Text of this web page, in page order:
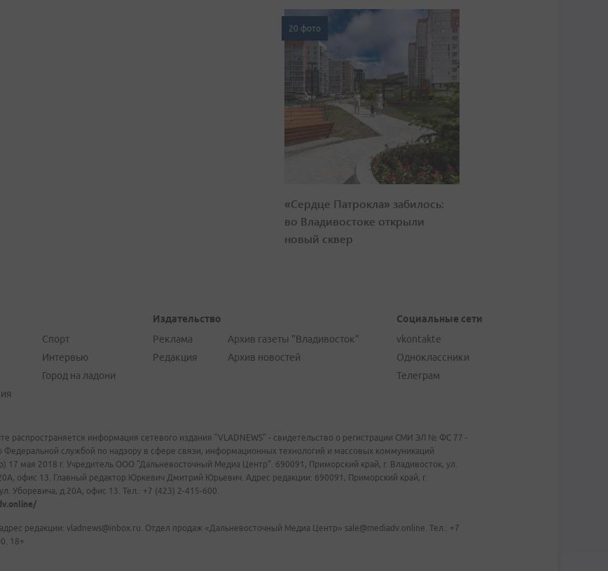
20 фото
«Сердце Патрокла» забилось:
во Владивостоке открыли
новый сквер
Спорт
Интервью
Город на ладони
Издательство
Реклама
Редакция
Архив газеты "Владивосток"
Архив новостей
Социальные сети
vkontakte
Одноклассники
Телеграм
распространяется информация сетевого издания "VLADNEWS" - свидетельство о регистрации СМИ ЭЛ № ФС 77 -
Федеральной службой по надзору в сфере связи, информационных технологий и массовых коммуникаций
17 мая 2018 г. Учредитель ООО "Дальневосточный Медиа Центр". 690091, Приморский край, г. Владивосток, ул.
офис 13. Главный редактор Юркевич Дмитрий Юрьевич. Адрес редакции: 690091, Приморский край, г.
Уборевича, д.20А, офис 13. Тел.: +7 (423) 2-415-600.
редакции: vladnews@inbox.ru. Отдел продаж «Дальневосточный Медиа Центр» sale@mediadv.online. Тел.: +7
18+